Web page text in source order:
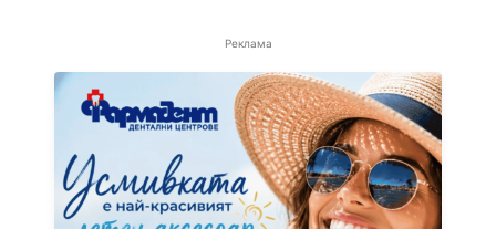
Реклама